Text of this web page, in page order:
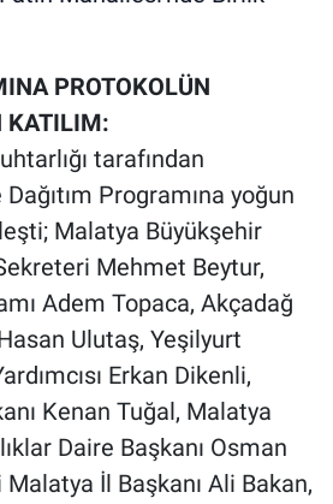
PROTOKOLÜN
KATILIM:
tarafından
Programına yoğun
Malatya Büyükşehir
Mehmet Beytur,
Adem Topaca, Akçadağ
Ulutaş, Yeşilyurt
Erkan Dikenli,
Kenan Tuğal, Malatya
Daire Başkanı Osman
İl Başkanı Ali Bakan,